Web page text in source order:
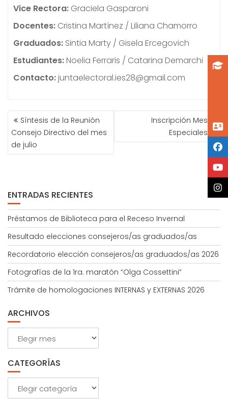
Vice Rectora: Graciela Gasparoni
Docentes: Cristina Martínez / Liliana Chamorro
Graduados: Sintia Marty / Gisela Ercegovich
Estudiantes:Noelia Ferraris / Catarina Demarchi
Contacto:juntaelectoral.ies28@gmail.com
NAVEGACIÓN
DE
ENTRADAS
Síntesis de la Reunión
Consejo Directivo del mes
de julio
Inscripción Mesas
Especiales
ENTRADAS RECIENTES
Préstamos de Biblioteca para el Receso Invernal
Resultado elecciones consejeros/as graduados/as
Recordatorio elección consejeros/as graduados/as 2026
Fotografías de la 1ra. maratón “Olga Cossettini”
Trámite de homologaciones INTERNAS y EXTERNAS 2026
ARCHIVOS
Archivos
CATEGORÍAS
Categorías